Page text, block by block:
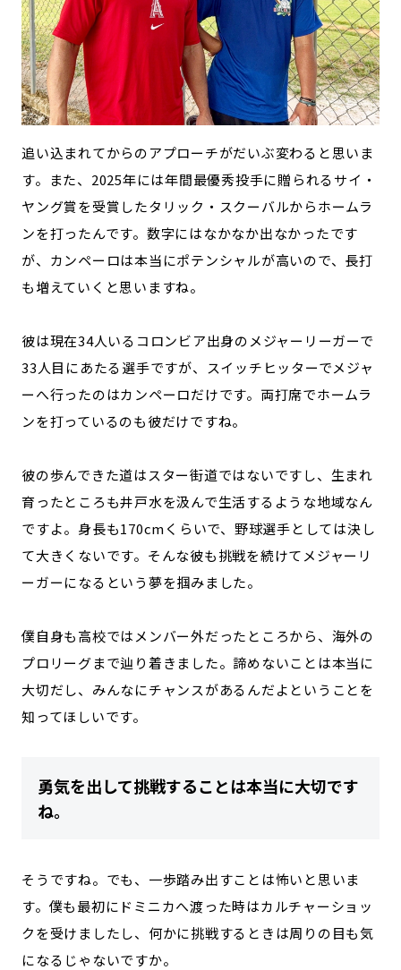
追い込まれてからのアプローチがだいぶ変わると思いま
す。また、2025年には年間最優秀投手に贈られるサイ・
ヤング賞を受賞したタリック・スクーバルからホームラ
ンを打ったんです。数字にはなかなか出なかったです
が、カンペーロは本当にポテンシャルが高いので、長打
も増えていくと思いますね。
彼は現在34人いるコロンビア出身のメジャーリーガーで
33人目にあたる選手ですが、スイッチヒッターでメジャ
ーへ行ったのはカンペーロだけです。両打席でホームラ
ンを打っているのも彼だけですね。
彼の歩んできた道はスター街道ではないですし、生まれ
育ったところも井戸水を汲んで生活するような地域なん
ですよ。身長も170cmくらいで、野球選手としては決し
て大きくないです。そんな彼も挑戦を続けてメジャーリ
ーガーになるという夢を掴みました。
僕自身も高校ではメンバー外だったところから、海外の
プロリーグまで辿り着きました。諦めないことは本当に
大切だし、みんなにチャンスがあるんだよということを
知ってほしいです。
勇気を出して挑戦することは本当に大切です
ね。
そうですね。でも、一歩踏み出すことは怖いと思いま
す。僕も最初にドミニカへ渡った時はカルチャーショッ
クを受けましたし、何かに挑戦するときは周りの目も気
になるじゃないですか。